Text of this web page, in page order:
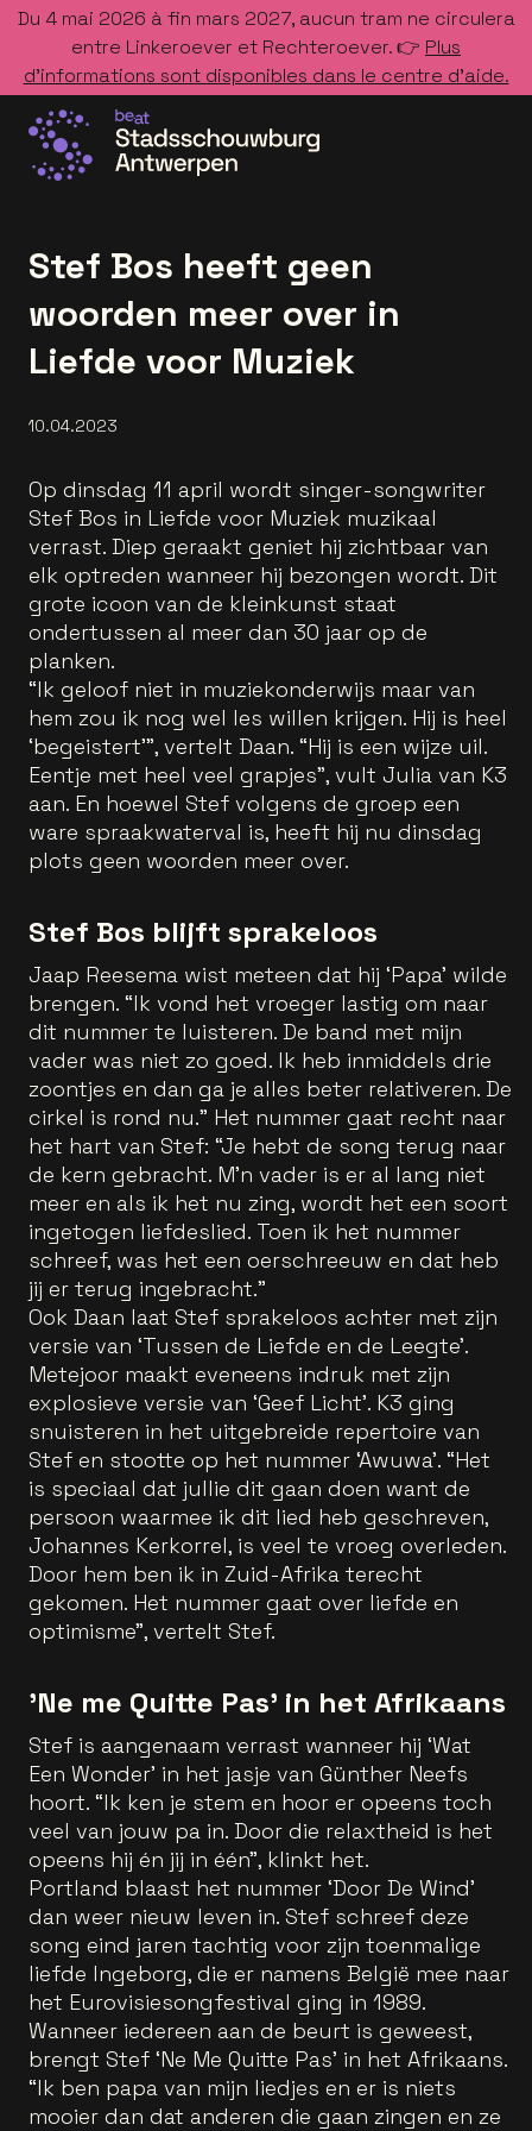
Du 4 mai 2026 à fin mars 2027, aucun tram ne circulera
entre Linkeroever et Rechteroever. 👉 Plus
d’informations sont disponibles dans le centre d’aide.
Stef Bos heeft geen
woorden meer over in
Liefde voor Muziek
10.04.2023
Op dinsdag 11 april wordt singer-songwriter
Stef Bos in Liefde voor Muziek muzikaal
verrast. Diep geraakt geniet hij zichtbaar van
elk optreden wanneer hij bezongen wordt. Dit
grote icoon van de kleinkunst staat
ondertussen al meer dan 30 jaar op de
planken.
“Ik geloof niet in muziekonderwijs maar van
hem zou ik nog wel les willen krijgen. Hij is heel
‘begeistert’”, vertelt Daan. “Hij is een wijze uil.
Eentje met heel veel grapjes”, vult Julia van K3
aan. En hoewel Stef volgens de groep een
ware spraakwaterval is, heeft hij nu dinsdag
plots geen woorden meer over.
Stef Bos blijft sprakeloos
Jaap Reesema wist meteen dat hij ‘Papa’ wilde
brengen. “Ik vond het vroeger lastig om naar
dit nummer te luisteren. De band met mijn
vader was niet zo goed. Ik heb inmiddels drie
zoontjes en dan ga je alles beter relativeren. De
cirkel is rond nu.” Het nummer gaat recht naar
het hart van Stef: “Je hebt de song terug naar
de kern gebracht. M’n vader is er al lang niet
meer en als ik het nu zing, wordt het een soort
ingetogen liefdeslied. Toen ik het nummer
schreef, was het een oerschreeuw en dat heb
jij er terug ingebracht.”
Ook Daan laat Stef sprakeloos achter met zijn
versie van ‘Tussen de Liefde en de Leegte’.
Metejoor maakt eveneens indruk met zijn
explosieve versie van ‘Geef Licht’. K3 ging
snuisteren in het uitgebreide repertoire van
Stef en stootte op het nummer ‘Awuwa’. “Het
is speciaal dat jullie dit gaan doen want de
persoon waarmee ik dit lied heb geschreven,
Johannes Kerkorrel, is veel te vroeg overleden.
Door hem ben ik in Zuid-Afrika terecht
gekomen. Het nummer gaat over liefde en
optimisme”, vertelt Stef.
'Ne me Quitte Pas' in het Afrikaans
Stef is aangenaam verrast wanneer hij ‘Wat
Een Wonder’ in het jasje van Günther Neefs
hoort. “Ik ken je stem en hoor er opeens toch
veel van jouw pa in. Door die relaxtheid is het
opeens hij én jij in één”, klinkt het.
Portland blaast het nummer ‘Door De Wind’
dan weer nieuw leven in. Stef schreef deze
song eind jaren tachtig voor zijn toenmalige
liefde Ingeborg, die er namens België mee naar
het Eurovisiesongfestival ging in 1989.
Wanneer iedereen aan de beurt is geweest,
brengt Stef ‘Ne Me Quitte Pas’ in het Afrikaans.
“Ik ben papa van mijn liedjes en er is niets
mooier dan dat anderen die gaan zingen en ze